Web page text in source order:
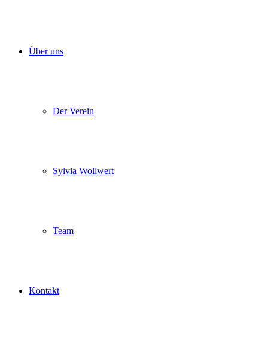
Über uns
Der Verein
Sylvia Wollwert
Team
Kontakt